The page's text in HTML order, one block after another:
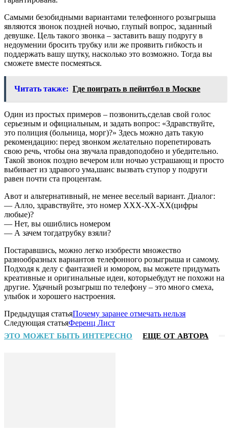
Самыми безобидными вариантами телефонного розыгрыша
являются звонок поздней ночью, глупый вопрос, заданный
девушке. Цель такого звонка – заставить вашу подругу в
недоумении бросить трубку или же проявить гибкость и
поддержать вашу шутку, насколько это возможно. Тогда вы
сможете вместе посмеяться.
Читать также: Где поиграть в пейнтбол в Москве
Один из простых примеров – позвонить,сделав свой голос
серьезным и официальным, и задать вопрос: «Здравствуйте,
это полиция (больница, морг)?» Здесь можно дать такую
рекомендацию: перед звонком желательно порепетировать
свою речь, чтобы она звучала правдоподобно и убедительно.
Такой звонок поздно вечером или ночью устрашающ и просто
выбивает из здравого ума,шанс вызвать ступор у подруги
равен почти ста процентам.
Авот и альтернативный, не менее веселый вариант. Диалог:
— Алло, здравствуйте, это номер XXX-XX-XX(цифры
любые)?
— Нет, вы ошиблись номером
— А зачем тогдатрубку взяли?
Постаравшись, можно легко изобрести множество
разнообразных вариантов телефонного розыгрыша и самому.
Подходя к делу с фантазией и юмором, вы можете придумать
креативные и оригинальные идеи, которыебудут не похожи на
другие. Удачный розыгрыш по телефону – это много смеха,
улыбок и хорошего настроения.
Предыдущая статьяПочему заранее отмечать нельзя
Следующая статьяФеренц Лист
ЭТО МОЖЕТ БЫТЬ ИНТЕРЕСНО ЕЩЕ ОТ АВТОРА